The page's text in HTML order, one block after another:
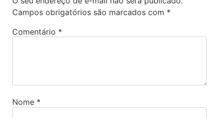
Campos obrigatórios são marcados com *
Comentário *
Nome *